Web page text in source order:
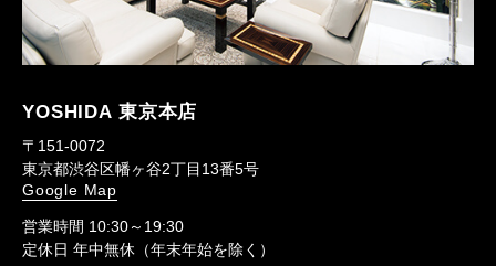
YOSHIDA 東京本店
〒151-0072
東京都渋谷区幡ヶ谷2丁目13番5号
Google Map
営業時間 10:30～19:30
定休日 年中無休（年末年始を除く）